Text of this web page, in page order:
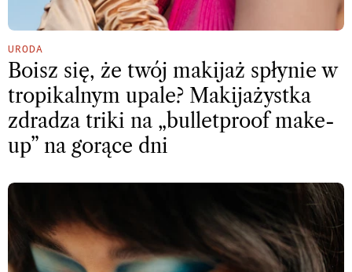
URODA
Boisz się, że twój makijaż spłynie w
tropikalnym upale? Makijażystka
zdradza triki na „bulletproof make-
up” na gorące dni